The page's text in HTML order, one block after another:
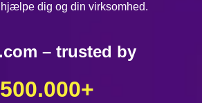
dig og din virksomhed.
– trusted by
500.000+